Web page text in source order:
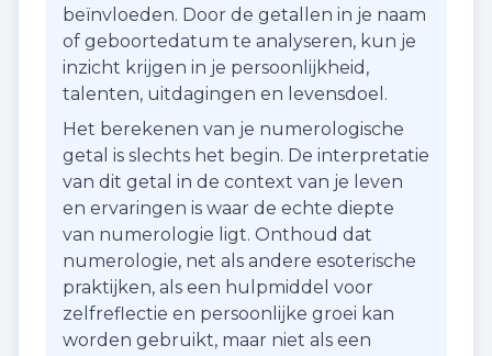
beïnvloeden. Door de getallen in je naam
of geboortedatum te analyseren, kun je
inzicht krijgen in je persoonlijkheid,
talenten, uitdagingen en levensdoel.
Het berekenen van je numerologische
getal is slechts het begin. De interpretatie
van dit getal in de context van je leven
en ervaringen is waar de echte diepte
van numerologie ligt. Onthoud dat
numerologie, net als andere esoterische
praktijken, als een hulpmiddel voor
zelfreflectie en persoonlijke groei kan
worden gebruikt, maar niet als een